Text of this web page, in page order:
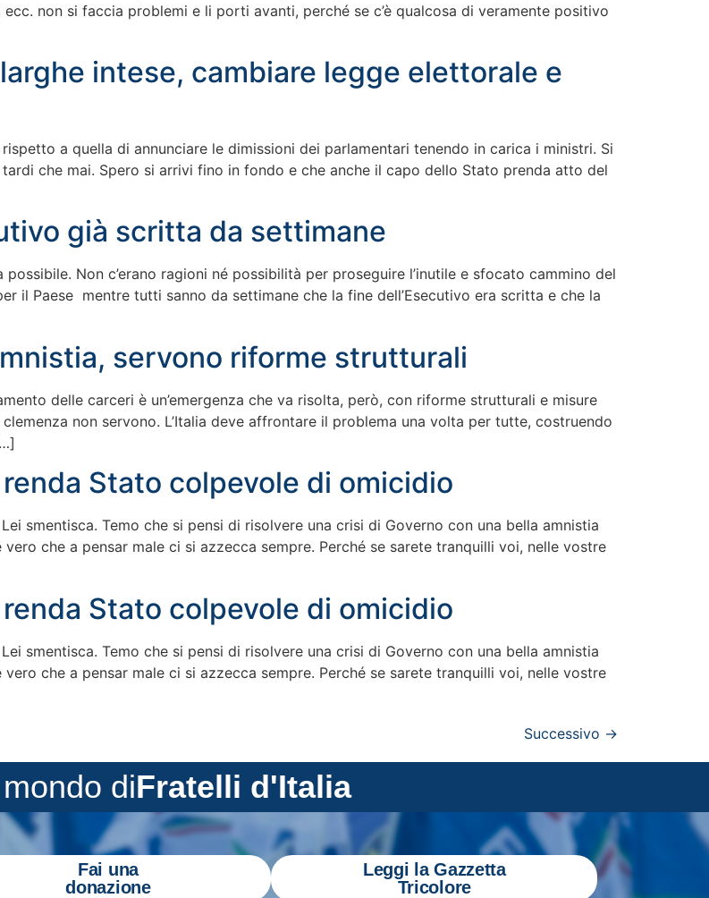
non si faccia problemi e li porti avanti, perché se c’è qualcosa di veramente positivo
intese, cambiare legge elettorale e
a quella di annunciare le dimissioni dei parlamentari tenendo in carica i ministri. Si
che mai. Spero si arrivi fino in fondo e che anche il capo dello Stato prenda atto del
già scritta da settimane
Non c’erano ragioni né possibilità per proseguire l’inutile e sfocato cammino del
il Paese mentre tutti sanno da settimane che la fine dell’Esecutivo era scritta e che la
servono riforme strutturali
delle carceri è un’emergenza che va risolta, però, con riforme strutturali e misure
non servono. L’Italia deve affrontare il problema una volta per tutte, costruendo
Stato colpevole di omicidio
smentisca. Temo che si pensi di risolvere una crisi di Governo con una bella amnistia
che a pensar male ci si azzecca sempre. Perché se sarete tranquilli voi, nelle vostre
Stato colpevole di omicidio
smentisca. Temo che si pensi di risolvere una crisi di Governo con una bella amnistia
che a pensar male ci si azzecca sempre. Perché se sarete tranquilli voi, nelle vostre
Successivo →
diFratelli d'Italia
Fai una
donazione
Leggi la Gazzetta
Tricolore